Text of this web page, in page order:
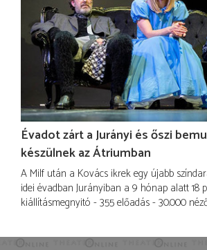
Évadot zárt a Jurányi és őszi
készülnek az Átriumban
A Milf után a Kovács ikrek egy újabb
idei évadban Jurányiban a 9 hónap alatt 18
kiállításmegnyitó - 355 előadás - 30.000